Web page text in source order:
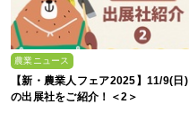
農業ニュース
【新・農業人フェア2025】11/9(日)
の出展社をご紹介！＜2＞